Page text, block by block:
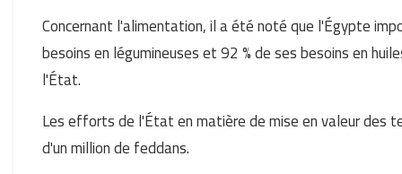
Concernant l'alimentation, il a été noté que l'Égypte
besoins en légumineuses et 92 % de ses besoins en
l'État.
Les efforts de l'État en matière de mise en valeur des
d'un million de feddans.